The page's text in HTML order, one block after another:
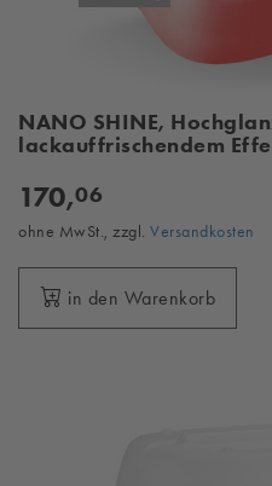
NANO SHINE,
lackauffrischendem
170,06
ohne MwSt., zzgl. Versandkosten
in den Warenkorb